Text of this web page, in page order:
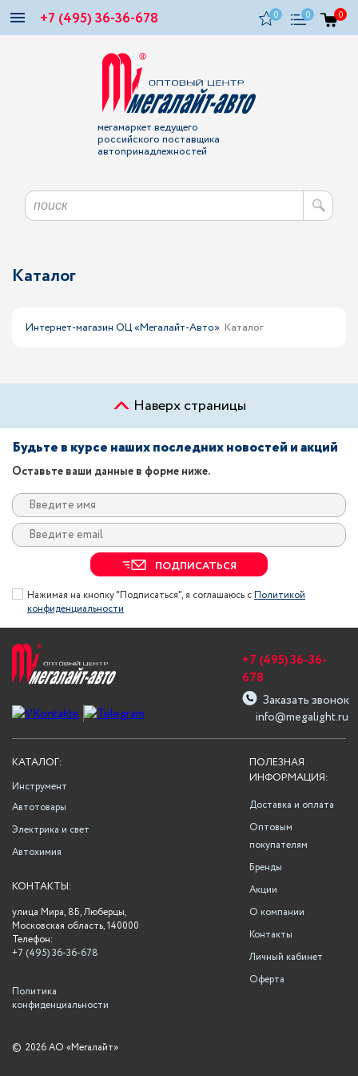
+7 (495) 36-36-678 0 0 0
мегамаркет ведущего
российского поставщика
автопринадлежностей
Каталог
Интернет-магазин ОЦ «Мегалайт-Авто» Каталог
Наверх страницы
Будьте в курсе наших последних новостей и акций
Оставьте ваши данные в форме ниже.
ПОДПИСАТЬСЯ
Нажимая на кнопку "Подписаться", я соглашаюсь сПолитикой
конфиденциальности
info@megalight.ru
+7 (495) 36-36-
678
Заказать звонок
ПОЛЕЗНАЯ
ИНФОРМАЦИЯ:
Доставка и оплата
Оптовым
покупателям
Бренды
Акции
О компании
Контакты
Личный кабинет
Оферта
КАТАЛОГ:
Инструмент
Автотовары
Электрика и свет
Автохимия
КОНТАКТЫ:
улица Мира, 8Б, Люберцы,
Московская область, 140000
Телефон:
+7 (495) 36-36-678
Политика
конфиденциальности
© 2026 АО «Мегалайт»